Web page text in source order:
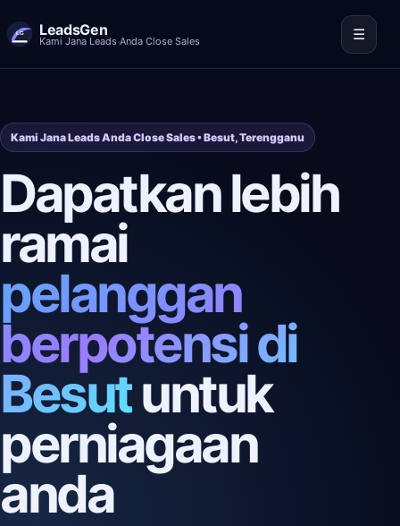
LeadsGen
Kami Jana Leads Anda Close Sales ☰
Kami Jana Leads Anda Close Sales • Besut, Terengganu
Dapatkan lebih
ramai
pelanggan
berpotensi di
Besutuntuk
perniagaan
anda